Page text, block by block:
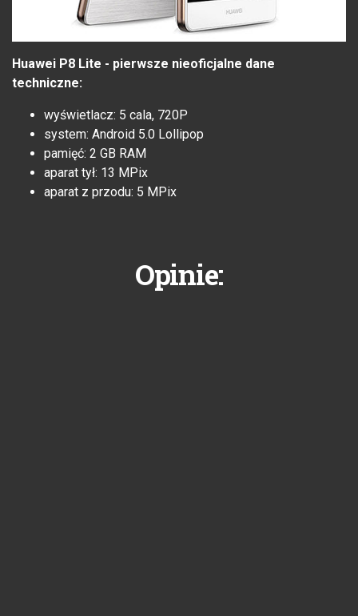
Huawei P8 Lite - pierwsze nieoficjalne dane
techniczne:
wyświetlacz: 5 cala, 720P
system: Android 5.0 Lollipop
pamięć: 2 GB RAM
aparat tył: 13 MPix
aparat z przodu: 5 MPix
Opinie: